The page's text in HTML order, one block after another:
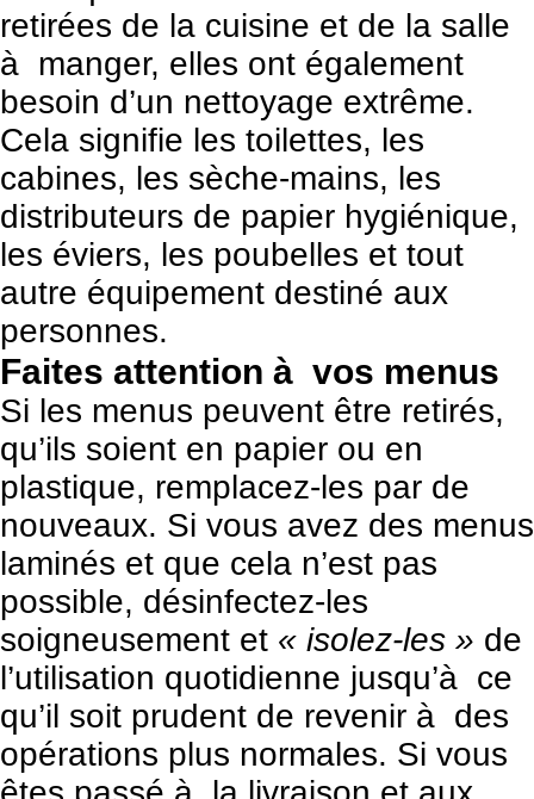
retirées de la cuisine et de la salle
à manger, elles ont également
besoin d’un nettoyage extrême.
Cela signifie les toilettes, les
cabines, les sèche-mains, les
distributeurs de papier hygiénique,
les éviers, les poubelles et tout
autre équipement destiné aux
personnes.
Faites attention à vos menus
Si les menus peuvent être retirés,
qu’ils soient en papier ou en
plastique, remplacez-les par de
nouveaux. Si vous avez des menus
laminés et que cela n’est pas
possible, désinfectez-les
soigneusement et « isolez-les » de
l’utilisation quotidienne jusqu’à ce
qu’il soit prudent de revenir à des
opérations plus normales. Si vous